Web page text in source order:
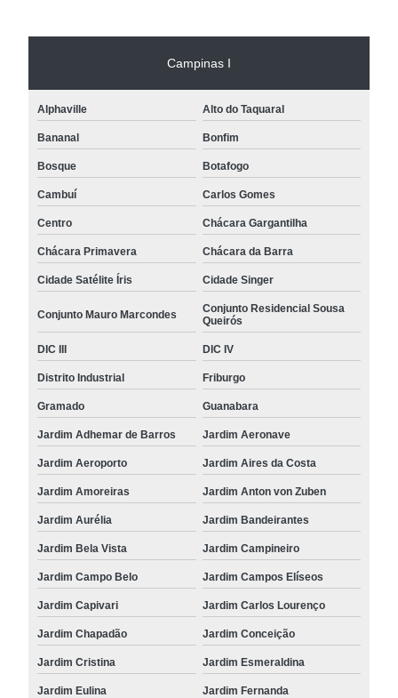
Campinas I
Alphaville Alto do Taquaral
Bananal Bonfim
Bosque Botafogo
Cambuí Carlos Gomes
Centro Chácara Gargantilha
Chácara Primavera Chácara da Barra
Cidade Satélite Íris Cidade Singer
Conjunto Mauro Marcondes
Conjunto Residencial Sousa
Queirós
DIC III DIC IV
Distrito Industrial Friburgo
Gramado Guanabara
Jardim Adhemar de Barros Jardim Aeronave
Jardim Aeroporto Jardim Aires da Costa
Jardim Amoreiras Jardim Anton von Zuben
Jardim Aurélia Jardim Bandeirantes
Jardim Bela Vista Jardim Campineiro
Jardim Campo Belo Jardim Campos Elíseos
Jardim Capivari Jardim Carlos Lourenço
Jardim Chapadão Jardim Conceição
Jardim Cristina Jardim Esmeraldina
Jardim Eulina Jardim Fernanda